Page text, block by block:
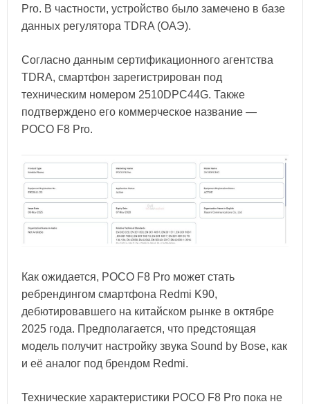
Pro. В частности, устройство было замечено в базе
данных регулятора TDRA (ОАЭ).
Согласно данным сертификационного агентства
TDRA, смартфон зарегистрирован под
техническим номером 2510DPC44G. Также
подтверждено его коммерческое название —
POCO F8 Pro.
Как ожидается, POCO F8 Pro может стать
ребрендингом смартфона Redmi K90,
дебютировавшего на китайском рынке в октябре
2025 года. Предполагается, что предстоящая
модель получит настройку звука Sound by Bose, как
и её аналог под брендом Redmi.
Технические характеристики POCO F8 Pro пока не